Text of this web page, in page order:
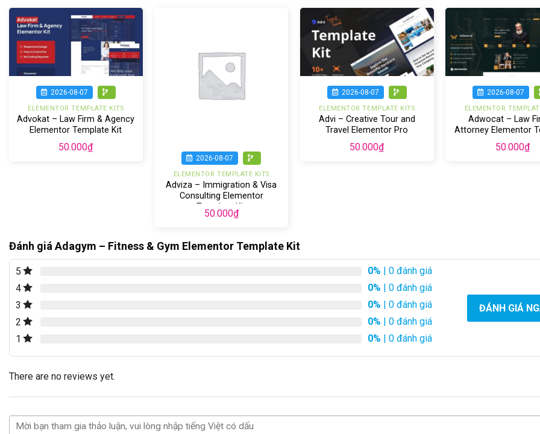
2026-08-07
ELEMENTOR TEMPLATE KITS
Advokat – Law Firm & Agency
Elementor Template Kit
50.000₫
2026-08-07
ELEMENTOR TEMPLATE KITS
Adviza – Immigration & Visa
Consulting Elementor
Template Kit
50.000₫
2026-08-07
ELEMENTOR TEMPLATE KITS
Advi – Creative Tour and
Travel Elementor Pro
Template Kit
50.000₫
2026-08-07
ELEMENTOR
Adwocat – Law
Attorney Elementor
Kit
50.000₫
Đánh giá Adagym – Fitness & Gym Elementor Template Kit
5 0% | 0 đánh giá
4
0% | 0 đánh giá
3
0% | 0 đánh giá
2
0% | 0 đánh giá
1
0% | 0 đánh giá
ĐÁNH GIÁ
There are no reviews yet.